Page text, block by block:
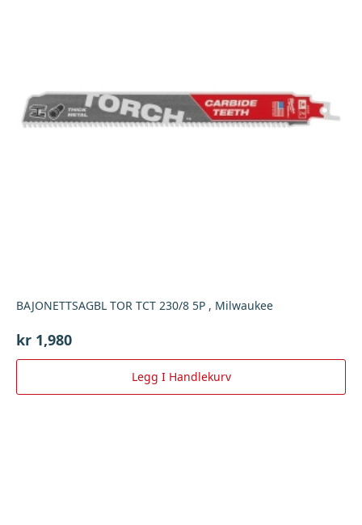
BAJONETTSAGBL TOR TCT 230/8 5P , Milwaukee
kr 1,980
Legg I Handlekurv